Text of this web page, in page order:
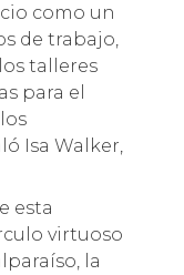
como un
de trabajo,
talleres
para el
Isa Walker,
esta
virtuoso
la